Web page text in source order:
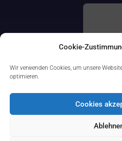
Cookie-
Wir verwenden Cookies, um unsere
optimieren.
Cookies